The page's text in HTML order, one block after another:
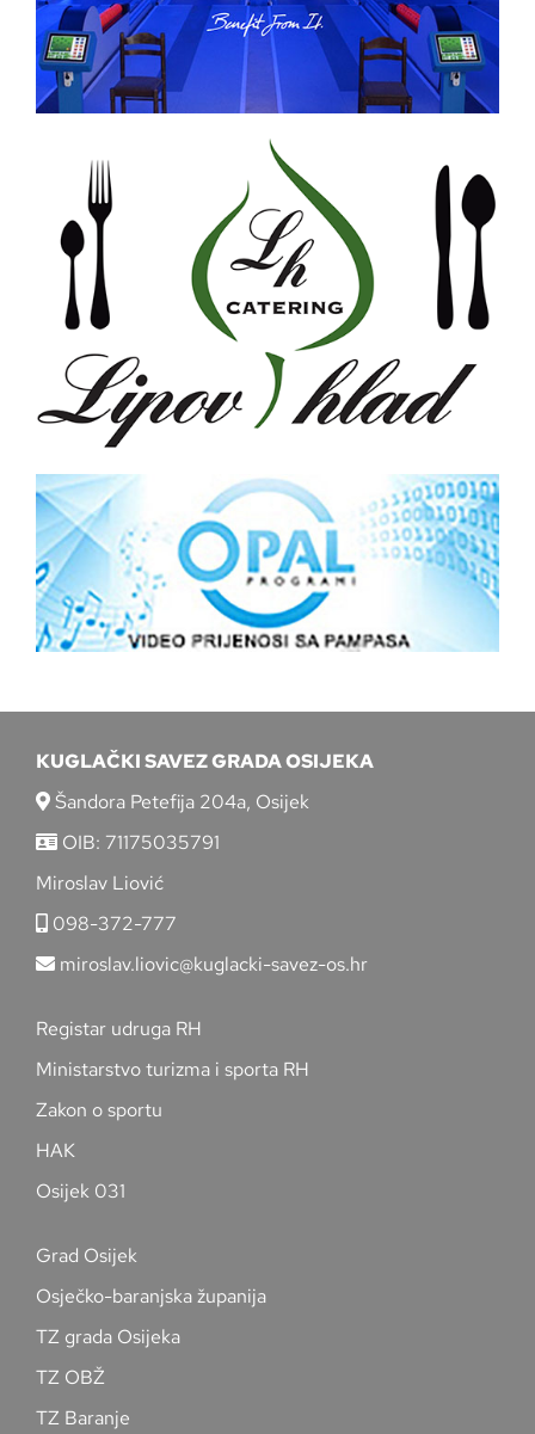
KUGLAČKI SAVEZ GRADA OSIJEKA
Šandora Petefija 204a, Osijek
OIB: 71175035791
Miroslav Liović
098-372-777
miroslav.liovic@kuglacki-savez-os.hr
Registar udruga RH
Ministarstvo turizma i sporta RH
Zakon o sportu
HAK
Osijek 031
Grad Osijek
Osječko-baranjska županija
TZ grada Osijeka
TZ OBŽ
TZ Baranje